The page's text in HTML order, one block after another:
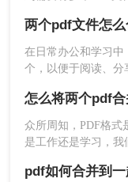
2、打开链接进
果有密码保护的
哦。
文件合并在一起呢？
在日常办公和学习中
个，以便于阅读、
众所周知，PDF格式
是工作还是学习，我
事，因此，今天我们
pdf如何合并到